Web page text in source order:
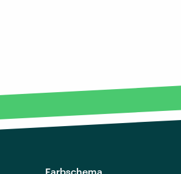
Farbschema